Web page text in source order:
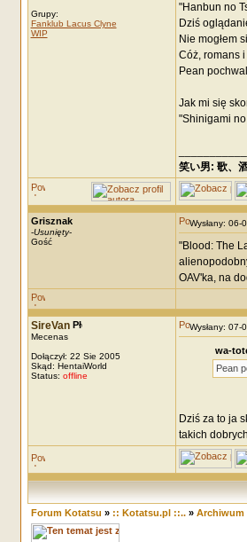
Grupy:
Fanklub Lacus Clyne
WIP
"Hanbun no
Dziś
Nie mogłem
Cóż, romans
Pean
Jak mi się
"Shinigami
笑い男:
Grisznak
-Usunięty-
Gość
Wysłany:
"Blood: The
OAV'ka, na
SireVan
Mecenas
Dołączył: 22 Sie 2005
Skąd: HentaiWorld
Status: offline
Wysłany:
wa-
Pean
Dziś za to ja
takich
Forum Kotatsu » :: Kotatsu.pl ::..» Archiwum